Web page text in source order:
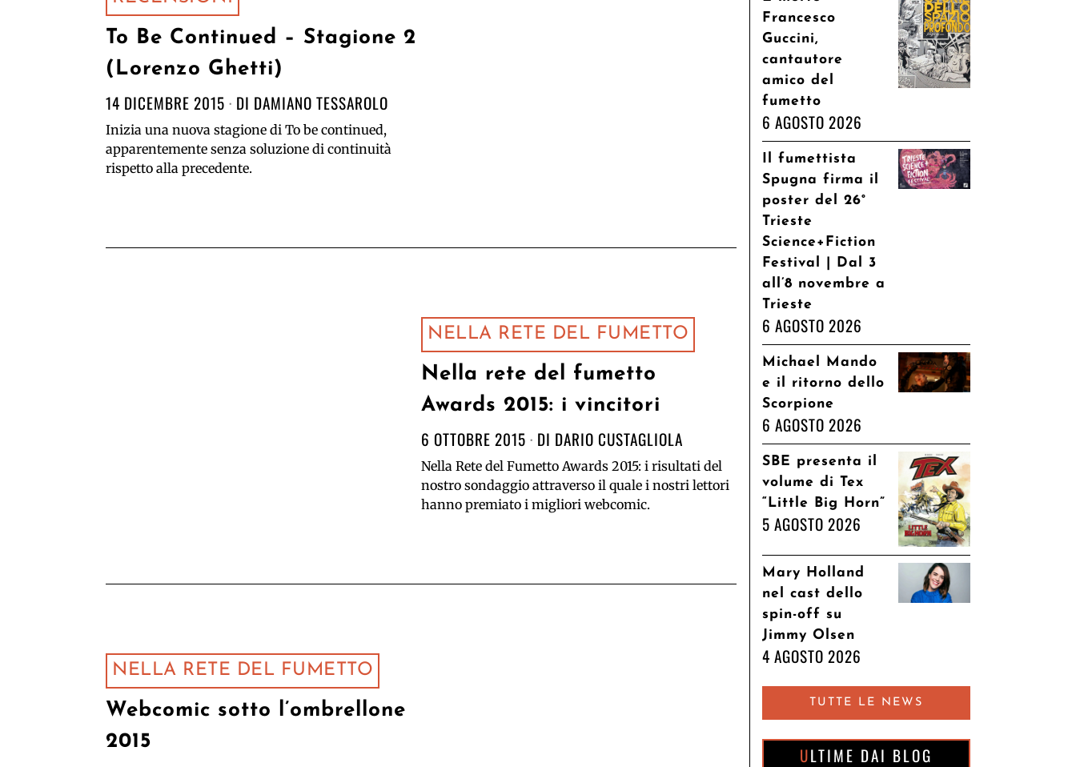
To Be Continued – Stagione 2
(Lorenzo Ghetti)
14 DICEMBRE 2015 DI DAMIANO TESSAROLO
Inizia una nuova stagione di To be continued,
apparentemente senza soluzione di continuità
rispetto alla precedente.
NELLA RETE DEL FUMETTO
Nella rete del fumetto
Awards 2015: i vincitori
6 OTTOBRE 2015 DI DARIO CUSTAGLIOLA
Nella Rete del Fumetto Awards 2015: i risultati del
nostro sondaggio attraverso il quale i nostri lettori
hanno premiato i migliori webcomic.
NELLA RETE DEL FUMETTO
Webcomic sotto l’ombrellone
2015
Francesco
Guccini,
cantautore
amico del
fumetto
6 AGOSTO 2026
Il fumettista
Spugna firma il
poster del 26°
Trieste
Science+Fiction
Festival | Dal 3
all’8 novembre a
Trieste
6 AGOSTO 2026
Michael Mando
e il ritorno dello
Scorpione
6 AGOSTO 2026
SBE presenta il
volume di Tex
“Little Big Horn”
5 AGOSTO 2026
Mary Holland
nel cast dello
spin-off su
Jimmy Olsen
4 AGOSTO 2026
TUTTE LE NEWS
ULTIME DAI BLOG